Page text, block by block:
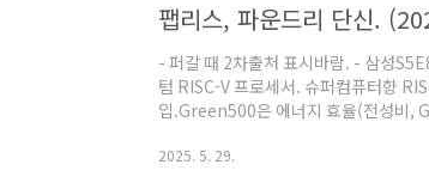
- 퍼갈 때 2차출처 표시바람. - 삼성
텀 RISC-V 프로세서. 슈퍼컴퓨터향
입.Green500은 에너지 효율(전성비,
인.NIC-400, ELA-600 모두 ARM IP
2025. 5. 29.